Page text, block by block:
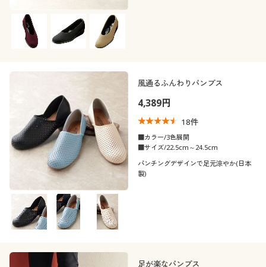
風通るふんわりパンプス
4,389円
18件
■カラー/3色展開
■サイズ/22.5cm～24.5cm
パンチングデザインで足元涼やか(日本
製)
足が楽なパンプス